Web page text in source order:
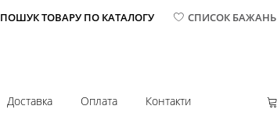
ПОШУК ТОВАРУ ПО КАТАЛОГУ СПИСОК БАЖАНЬ
Доставка Оплата Контакти